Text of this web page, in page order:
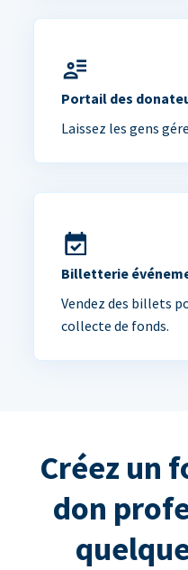
Portail des
Laissez les gens
Billetterie
Vendez des billets
collecte de fonds.
Créez un
don